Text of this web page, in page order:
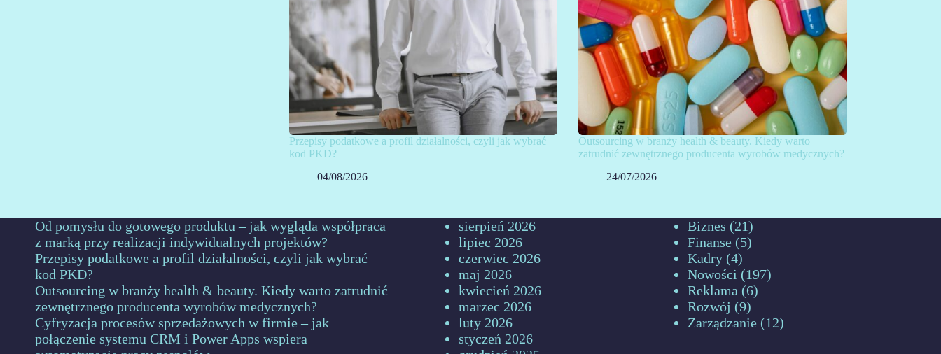
Przepisy podatkowe a profil działalności, czyli jak wybrać
kod PKD?
04/08/2026
Outsourcing w branży health & beauty. Kiedy warto
zatrudnić zewnętrznego producenta wyrobów medycznych?
24/07/2026
Od pomysłu do gotowego produktu – jak wygląda współpraca
z marką przy realizacji indywidualnych projektów?
Przepisy podatkowe a profil działalności, czyli jak wybrać
kod PKD?
Outsourcing w branży health & beauty. Kiedy warto zatrudnić
zewnętrznego producenta wyrobów medycznych?
Cyfryzacja procesów sprzedażowych w firmie – jak
połączenie systemu CRM i Power Apps wspiera
sierpień 2026
lipiec 2026
czerwiec 2026
maj 2026
kwiecień 2026
marzec 2026
luty 2026
styczeń 2026
Biznes (21)
Finanse (5)
Kadry (4)
Nowości (197)
Reklama (6)
Rozwój (9)
Zarządzanie (12)